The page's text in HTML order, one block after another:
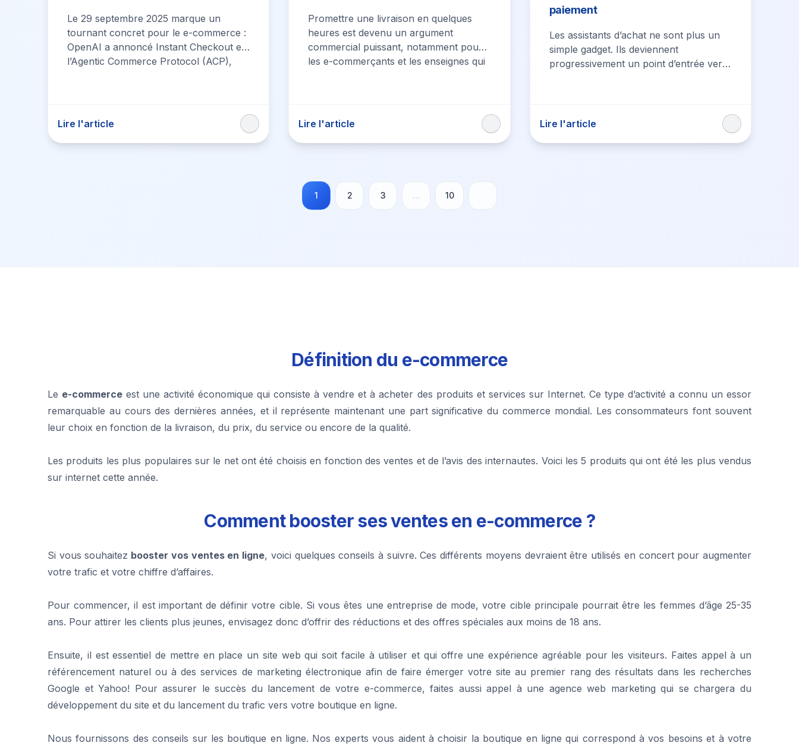
Le 29 septembre 2025 marque un
tournant concret pour le e-commerce :
OpenAI a annoncé Instant Checkout et
l’Agentic Commerce Protocol (ACP),
Lire l'article
Promettre une livraison en quelques
heures est devenu un argument
commercial puissant, notamment pour
les e-commerçants et les enseignes qui
Lire l'article
paiement
Les assistants d’achat ne sont plus un
simple gadget. Ils deviennent
progressivement un point d’entrée vers
Lire l'article
1 2 3 … 10
Définition du e-commerce
Le e-commerce est une activité économique qui consiste à vendre et à acheter des produits et services sur Internet. Ce type d’activité a connu un essor
remarquable au cours des dernières années, et il représente maintenant une part significative du commerce mondial. Les consommateurs font souvent
leur choix en fonction de la livraison, du prix, du service ou encore de la qualité.
Les produits les plus populaires sur le net ont été choisis en fonction des ventes et de l’avis des internautes. Voici les 5 produits qui ont été les plus vendus
sur internet cette année.
Comment booster ses ventes en e-commerce ?
Si vous souhaitez booster vos ventes en ligne, voici quelques conseils à suivre. Ces différents moyens devraient être utilisés en concert pour augmenter
votre trafic et votre chiffre d’affaires.
Pour commencer, il est important de définir votre cible. Si vous êtes une entreprise de mode, votre cible principale pourrait être les femmes d’âge 25-35
ans. Pour attirer les clients plus jeunes, envisagez donc d’offrir des réductions et des offres spéciales aux moins de 18 ans.
Ensuite, il est essentiel de mettre en place un site web qui soit facile à utiliser et qui offre une expérience agréable pour les visiteurs. Faites appel à un
référencement naturel ou à des services de marketing électronique afin de faire émerger votre site au premier rang des résultats dans les recherches
Google et Yahoo! Pour assurer le succès du lancement de votre e-commerce, faites aussi appel à une agence web marketing qui se chargera du
développement du site et du lancement du trafic vers votre boutique en ligne.
Nous fournissons des conseils sur les boutique en ligne. Nos experts vous aident à choisir la boutique en ligne qui correspond à vos besoins et à votre